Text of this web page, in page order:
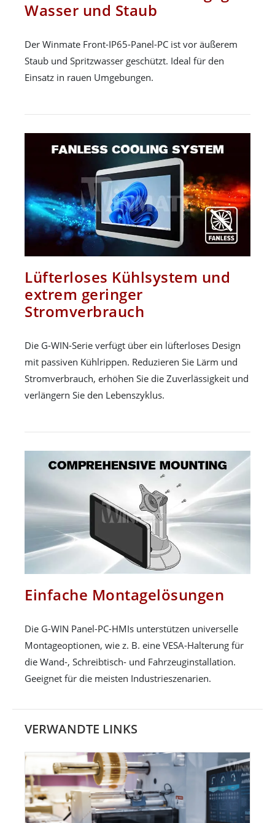
Wasser und Staub
Der Winmate Front-IP65-Panel-PC ist vor äußerem
Staub und Spritzwasser geschützt. Ideal für den
Einsatz in rauen Umgebungen.
Lüfterloses Kühlsystem und
extrem geringer
Stromverbrauch
Die G-WIN-Serie verfügt über ein lüfterloses Design
mit passiven Kühlrippen. Reduzieren Sie Lärm und
Stromverbrauch, erhöhen Sie die Zuverlässigkeit und
verlängern Sie den Lebenszyklus.
Einfache Montagelösungen
Die G-WIN Panel-PC-HMIs unterstützen universelle
Montageoptionen, wie z. B. eine VESA-Halterung für
die Wand-, Schreibtisch- und Fahrzeuginstallation.
Geeignet für die meisten Industrieszenarien.
VERWANDTE LINKS